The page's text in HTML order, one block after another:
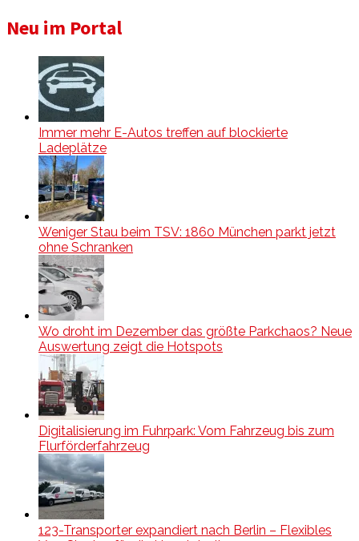
Neu im Portal
Immer mehr E-Autos treffen auf blockierte
Ladeplätze
Weniger Stau beim TSV: 1860 München parkt jetzt
ohne Schranken
Wo droht im Dezember das größte Parkchaos? Neue
Auswertung zeigt die Hotspots
Digitalisierung im Fuhrpark: Vom Fahrzeug bis zum
Flurförderfahrzeug
123-Transporter expandiert nach Berlin – Flexibles